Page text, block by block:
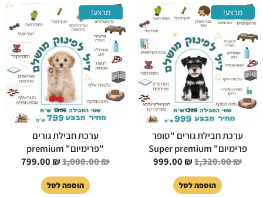
מבצע!
ערכת חבילת גורים "סופר
פרימיום" Super premium
1,320.00₪
המחיר
המקורי
היה:
1,320.00 ₪.
999.00 ₪
הנוכחי
הוא:
999.00 ₪.
הוספה לסל
מבצע!
ערכת חבילת גורים
"פרימיום" premium
1,000.00₪
המחיר
המקורי
1,000.00 ₪.
799.00 ₪
הוא:
₪.
הוספה לסל